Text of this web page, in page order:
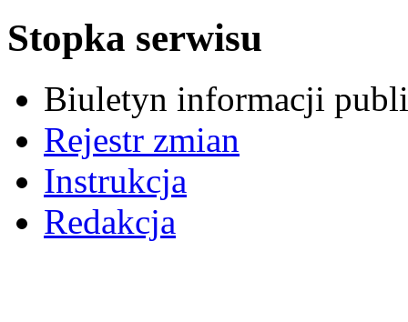
Stopka serwisu
Biuletyn informacji
Rejestr zmian
Instrukcja
Redakcja